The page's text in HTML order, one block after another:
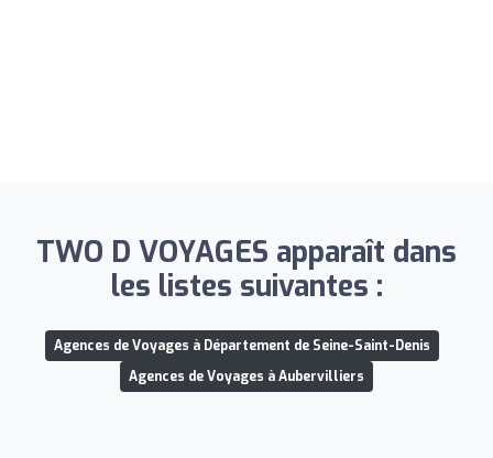
TWO D VOYAGES apparaît dans
les listes suivantes :
Agences de Voyages à Département de Seine-Saint-Denis
Agences de Voyages à Aubervilliers